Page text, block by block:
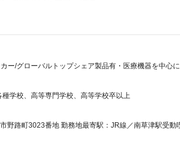
ー/グローバルトップシェア製品有・医療機器を中心
学校、高等専門学校、高等学校卒以上
野路町3023番地 勤務地最寄駅：JR線／南草津駅受動